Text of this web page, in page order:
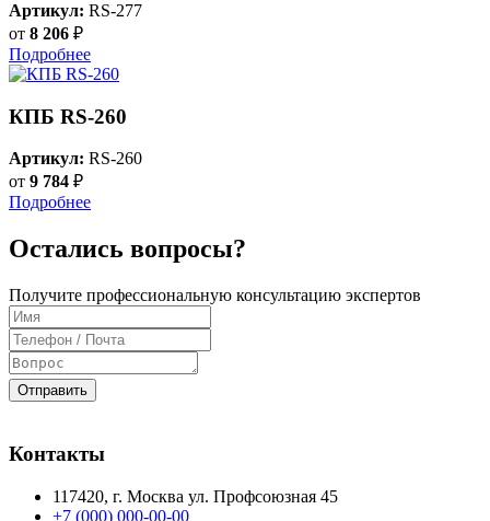
Артикул: RS-277
от 8 206 ₽
Подробнее
КПБ RS-260
Артикул: RS-260
от 9 784 ₽
Подробнее
Остались вопросы?
Получите профессиональную консультацию экспертов
Отправить
Контакты
117420, г. Москва ул. Профсоюзная 45
+7 (000) 000-00-00